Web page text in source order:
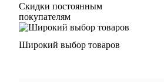
Скидки постоянным
покупателям
Широкий выбор товаров